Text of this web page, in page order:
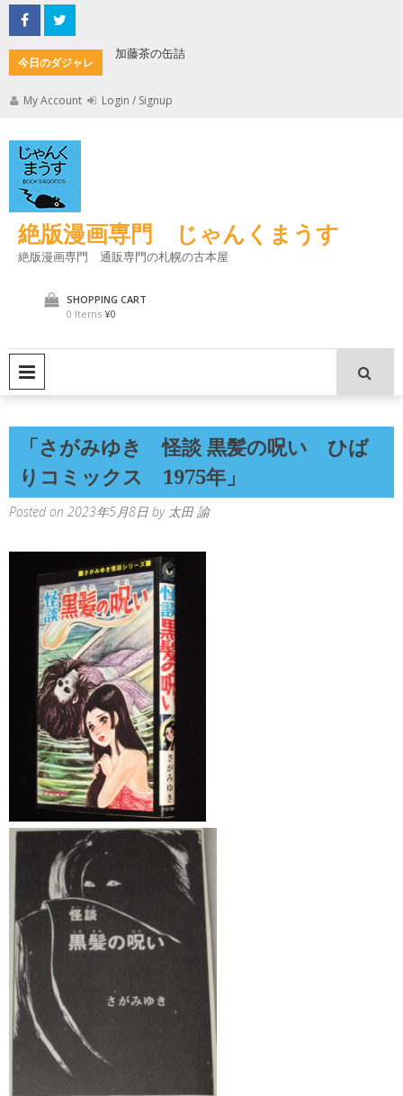
Skip
to
content
今日のダジャレ
加藤茶の缶詰
My Account Login / Signup
絶版漫画専門 じゃんくまうす
絶版漫画専門 通販専門の札幌の古本屋
SHOPPING CART
0 Items ¥0
「さがみゆき 怪談 黒髪の呪い ひば
りコミックス 1975年」
Posted on 2023年5月8日 by 太田 諭